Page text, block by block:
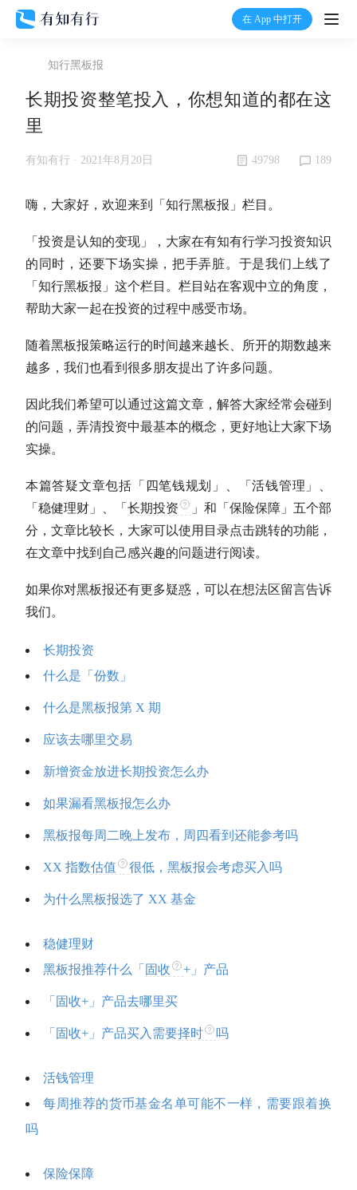
在 App 中打开
打
加入我们
知行黑板报
长期投资整笔投入，你想知道的都在这
里
有知有行 · 2021年8月20日 49798 189
嗨，大家好，欢迎来到「知行黑板报」栏目。
「投资是认知的变现」，大家在有知有行学习投资知识
的同时，还要下场实操，把手弄脏。于是我们上线了
「知行黑板报」这个栏目。栏目站在客观中立的角度，
帮助大家一起在投资的过程中感受市场。
随着黑板报策略运行的时间越来越长、所开的期数越来
越多，我们也看到很多朋友提出了许多问题。
因此我们希望可以通过这篇文章，解答大家经常会碰到
的问题，弄清投资中最基本的概念，更好地让大家下场
实操。
本篇答疑文章包括「四笔钱规划」、「活钱管理」、
「稳健理财」、「 长期投资
」和「保险保障」五个部
分，文章比较长，大家可以使用目录点击跳转的功能，
在文章中找到自己感兴趣的问题进行阅读。
如果你对黑板报还有更多疑惑，可以在想法区留言告诉
我们。
长期投资
什么是「份数」
什么是黑板报第 X 期
应该去哪里交易
新增资金放进长期投资怎么办
如果漏看黑板报怎么办
黑板报每周二晚上发布，周四看到还能参考吗
XX 指数估值 很低，黑板报会考虑买入吗
为什么黑板报选了 XX 基金
稳健理财
黑板报推荐什么「 固收 +」产品
「 固收+」产品去哪里买
「 固收+」产品买入需要择时 吗
活钱管理
每周推荐的货币基金名单可能不一样，需要跟着换
吗
保险保障